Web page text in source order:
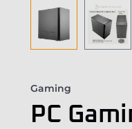
Gaming
PC